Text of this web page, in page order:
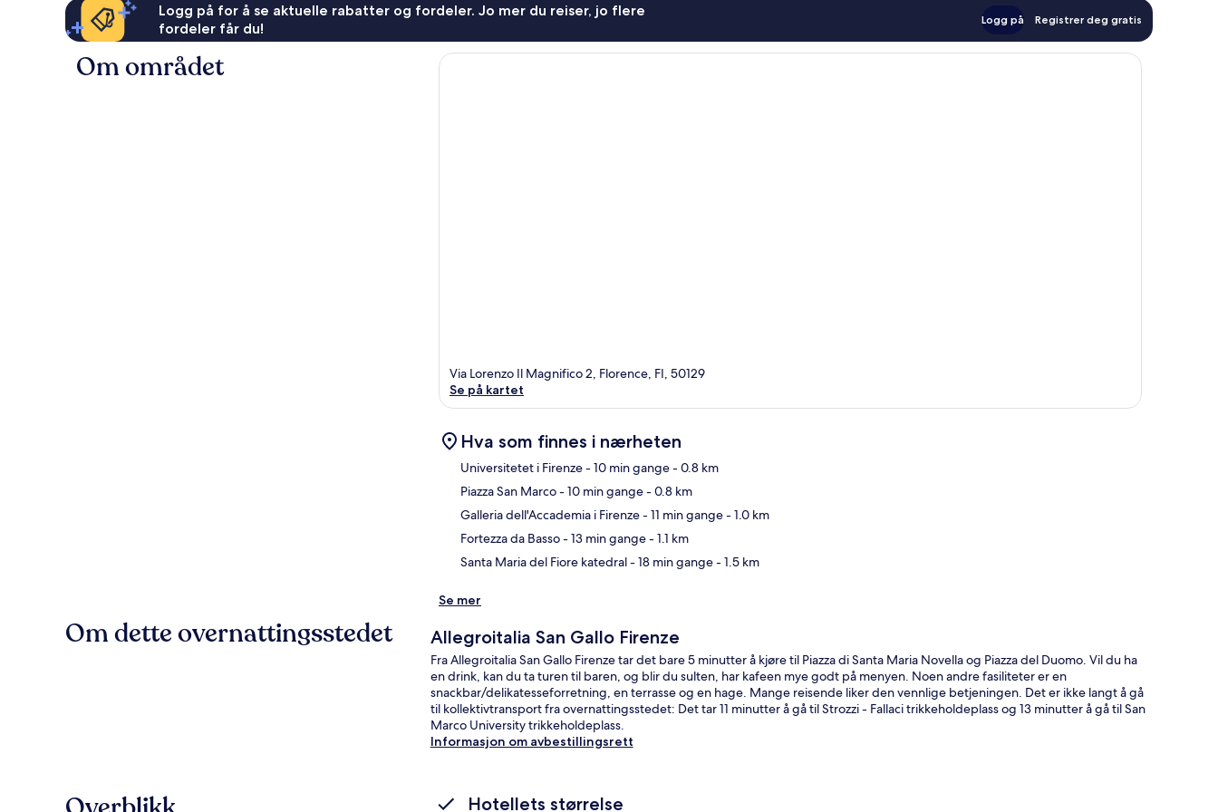
Logg på for å se aktuelle rabatter og fordeler. Jo mer du reiser, jo flere
fordeler får du!
Logg på Registrer deg gratis
Om området
Via Lorenzo Il Magnifico 2, Florence, FI, 50129
Se på kartet
Hva som finnes i nærheten
Universitetet i Firenze- 10 min gange- 0.8 km
Piazza San Marco- 10 min gange- 0.8 km
Galleria dell'Accademia i Firenze- 11 min gange- 1.0 km
Fortezza da Basso- 13 min gange- 1.1 km
Santa Maria del Fiore katedral- 18 min gange- 1.5 km
Se mer
Om dette overnattingsstedet Allegroitalia San Gallo Firenze
Fra Allegroitalia San Gallo Firenze tar det bare 5 minutter å kjøre til Piazza di Santa Maria Novella og Piazza del Duomo. Vil du ha
en drink, kan du ta turen til baren, og blir du sulten, har kafeen mye godt på menyen. Noen andre fasiliteter er en
snackbar/delikatesseforretning, en terrasse og en hage. Mange reisende liker den vennlige betjeningen. Det er ikke langt å gå
til kollektivtransport fra overnattingsstedet: Det tar 11 minutter å gå til Strozzi - Fallaci trikkeholdeplass og 13 minutter å gå til San
Marco University trikkeholdeplass.
Informasjon om avbestillingsrett
Hotellets størrelse